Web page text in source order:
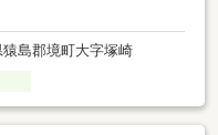
島郡境町大字塚崎